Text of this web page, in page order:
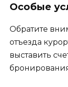
Особые
Обратите
отъезда
выставить